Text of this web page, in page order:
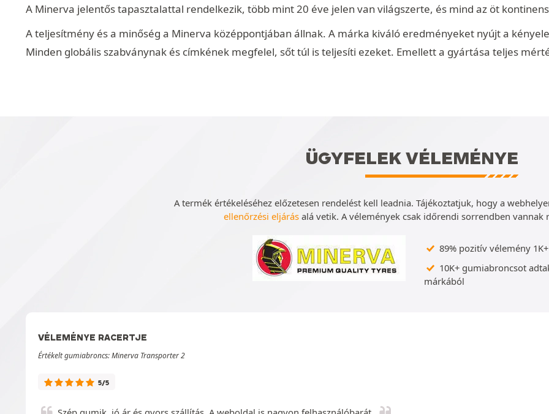
A Minerva jelentős tapasztalattal rendelkezik, több mint 20 éve jelen van világszerte, és mind az öt
A teljesítmény és a minőség a Minerva középpontjában állnak. A márka kiváló eredményeket nyújt a
Minden globális szabványnak és címkének megfelel, sőt túl is teljesíti ezeket. Emellett a gyártása teljes
ÜGYFELEK VÉLEMÉNYE
A termék értékeléséhez előzetesen rendelést kell leadnia. Tájékoztatjuk, hogy a
ellenőrzési eljárás alá vetik. A vélemények csak időrendi sorrendben vannak
89% pozitív vélemény
10K+ gumiabroncsot
márkából
VÉLEMÉNYE RACERTJE
Értékelt gumiabroncs: Minerva Transporter 2
5/5